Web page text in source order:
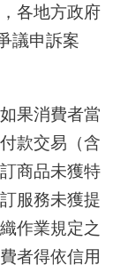
各地方政府
議申訴案
果消費者當
款交易（含
商品未獲特
服務未獲提
作業規定之
者得依信用